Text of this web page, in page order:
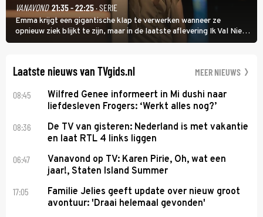
VANAVOND 21:35 - 22:25· SERIE
Emma krijgt een gigantische klap te verwerken wanneer ze
opnieuw ziek blijkt te zijn, maar in de laatste aflevering Ik Val Niet,
Ik Dans laat ze zien dat ze niet van plan is op te geven, zelfs als ze
Laatste nieuws van TVgids.nl MEER NIEUWS
08:45
Wilfred Genee informeert in Mi dushi naar
liefdesleven Frogers: ‘Werkt alles nog?’
08:36
De TV van gisteren: Nederland is met vakantie
en laat RTL 4 links liggen
06:47
Vanavond op TV: Karen Pirie, Oh, wat een
jaar!, Staten Island Summer
17:05
Familie Jelies geeft update over nieuw groot
avontuur: 'Draai helemaal gevonden'